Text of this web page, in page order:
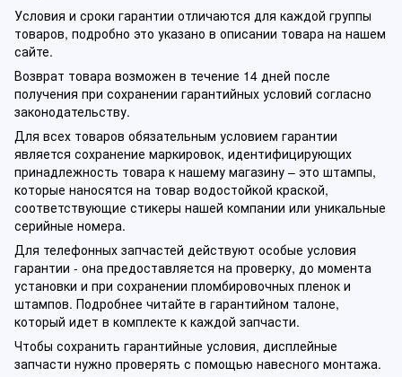
Условия и сроки гарантии отличаются для каждой группы
товаров, подробно это указано в описании товара на нашем
сайте.
Возврат товара возможен в течение 14 дней после
получения при сохранении гарантийных условий согласно
законодательству.
Для всех товаров обязательным условием гарантии
является сохранение маркировок, идентифицирующих
принадлежность товара к нашему магазину – это штампы,
которые наносятся на товар водостойкой краской,
соответствующие стикеры нашей компании или уникальные
серийные номера.
Для телефонных запчастей действуют особые условия
гарантии - она предоставляется на проверку, до момента
установки и при сохранении пломбировочных пленок и
штампов. Подробнее читайте в гарантийном талоне,
который идет в комплекте к каждой запчасти.
Чтобы сохранить гарантийные условия, дисплейные
запчасти нужно проверять с помощью навесного монтажа.